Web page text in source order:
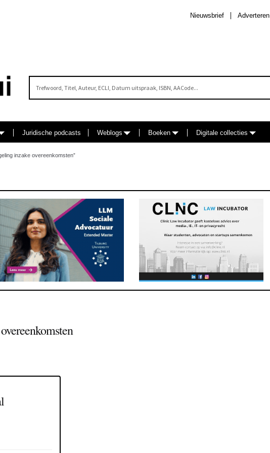
Adverteren
Nieuwsbrief
Juridische podcasts Weblogs Boeken Digitale collecties
inzake overeenkomsten”